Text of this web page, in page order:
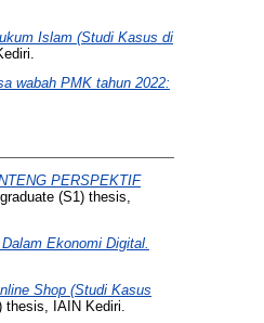
Islam (Studi Kasus di
wabah PMK tahun 2022:
PERSPEKTIF
(S1) thesis,
Ekonomi Digital.
Shop (Studi Kasus
IAIN Kediri.